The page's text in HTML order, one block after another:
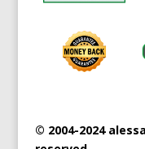
© 2004-2024